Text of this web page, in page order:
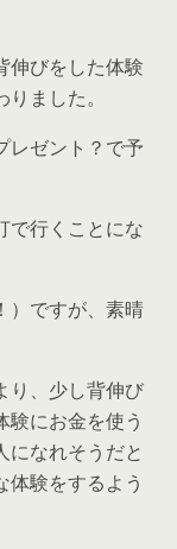
伸びをした体験
ました。
レゼント？で予
で行くことにな
）ですが、素晴
り、少し背伸び
験にお金を使う
になれそうだと
体験をするよう